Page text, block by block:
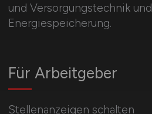
und Versorgungstechnik und
Energiespeicherung.
Für Arbeitgeber
Stellenanzeigen schalten